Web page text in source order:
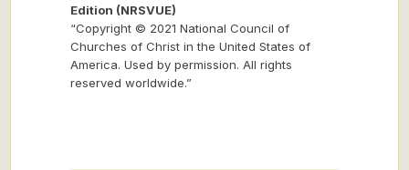
Edition (NRSVUE)
“Copyright © 2021 National Council of
Churches of Christ in the United States of
America. Used by permission. All rights
reserved worldwide.”